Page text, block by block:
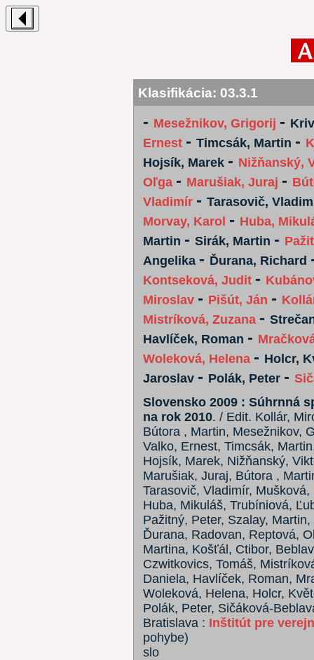
Klasifikácia: 03.3.1
- Mesežnikov, Grigorij -
Ernest - Timcsák, Martin -
Hojsík, Marek - Nižňanský,
Oľga - Marušiak, Juraj -
Vladimír - Tarasovič,
Morvay, Karol - Huba,
Martin - Sirák, Martin -
Angelika - Ďurana, Richard
Kontseková, Judit -
Miroslav - Pišút, Ján -
Mistríková, Zuzana -
Havlíček, Roman -
Woleková, Helena - Holcr,
Jaroslav - Polák, Peter -
Slovensko 2009 : Súhrnná
na rok 2010. / Edit. Kollár,
Bútora , Martin, Mesežnikov,
Valko, Ernest, Timcsák,
Hojsík, Marek, Nižňanský,
Marušiak, Juraj, Bútora ,
Tarasovič, Vladimír,
Huba, Mikuláš, Trubíniová,
Pažitný, Peter, Szalay,
Ďurana, Radovan, Reptová,
Martina, Košťál, Ctibor,
Czwitkovics, Tomáš,
Daniela, Havlíček, Roman,
Woleková, Helena, Holcr,
Polák, Peter, Sičáková-
Bratislava : Inštitút pre
pohybe)
slo